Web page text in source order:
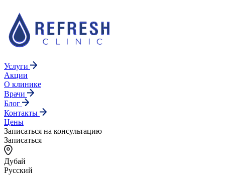
Услуги
Акции
О клинике
Врачи
Блог
Контакты
Цены
Записаться на консультацию
Записаться
Дубай
Русский